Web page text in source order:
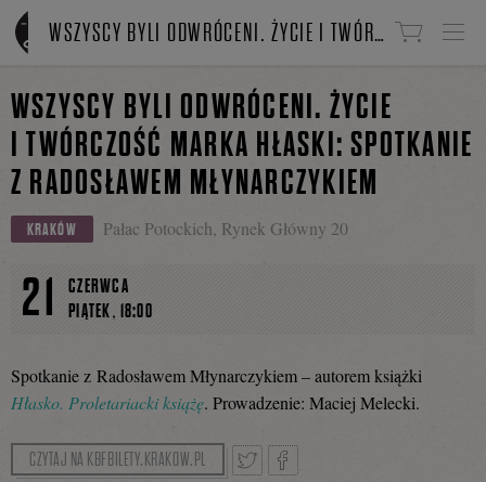
Linki do przejścia
WSZYSCY BYLI ODWRÓCENI. ŻYCIE I TWÓRCZOŚĆ MARKA HŁASKI: SPOTKANIE Z RADOSŁAWEM MŁYNARCZYKIEM
WSZYSCY BYLI ODWRÓCENI. ŻYCIE
I TWÓRCZOŚĆ MARKA HŁASKI: SPOTKANIE
Z RADOSŁAWEM MŁYNARCZYKIEM
KRAKÓW Pałac Potockich, Rynek Główny 20
21
CZERWCA
PIĄTEK, 18:00
Spotkanie z Radosławem Młynarczykiem – autorem książki
Hłasko. Proletariacki książę. Prowadzenie: Maciej Melecki.
CZYTAJ NA KBFBILETY.KRAKOW.PL